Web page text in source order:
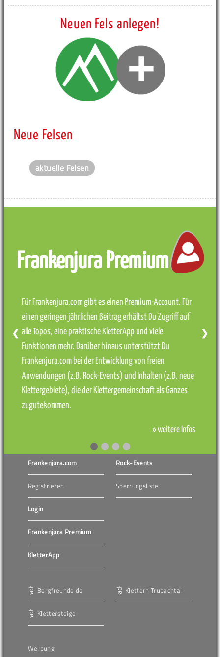
Neuen Fels anlegen!
Neue Felsen
aktuelle Felsen
Frankenjura Premium
Für Frankenjura.com gibt es einen Premium-Account. Für
einen geringen jährlichen Beitrag erhältst Du Zugriff auf
alle Topos, eine praktische KletterApp und viele
Funktionen mehr. Darüber hinaus unterstützt Du
Frankenjura.com bei der Entwicklung von freien
Anwendungen (z.B. Rock-Events) und Inhalten (z.B. neue
Klettergebiete), die der Klettergemeinschaft als Ganzes
zugutekommen.
» weitere Infos
❮ ❯
Frankenjura.com
Registrieren
Login
Frankenjura Premium
KletterApp
Rock-Events
Sperrungsliste
Bergfreunde.de
Klettersteige
Klettern Trubachtal
Werbung